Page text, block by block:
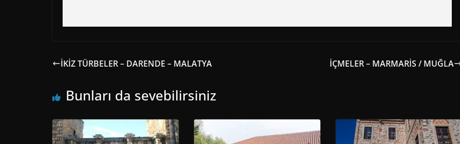
İKİZ TÜRBELER – DARENDE – MALATYA İÇMELER – MARMARİS / MUĞLA
Bunları da sevebilirsiniz